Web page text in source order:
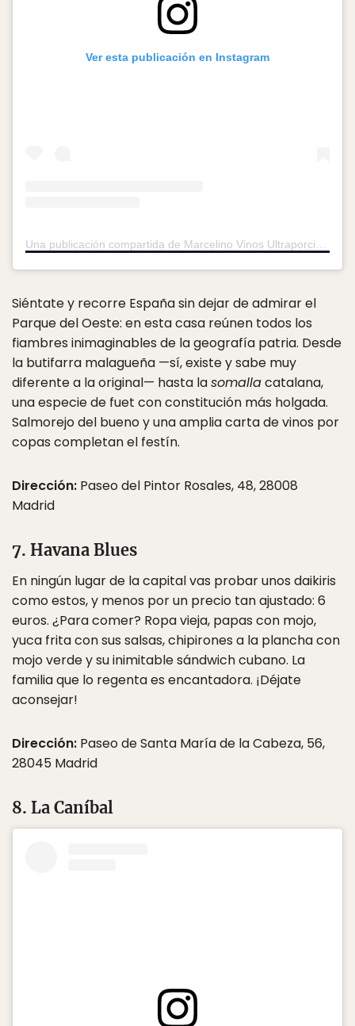
Ver esta publicación en Instagram
Una publicación compartida de Marcelino Vinos Ultraporcinos (@marcelino.vinos)
Siéntate y recorre España sin dejar de admirar el
Parque del Oeste: en esta casa reúnen todos los
fiambres inimaginables de la geografía patria. Desde
la butifarra malagueña —sí, existe y sabe muy
diferente a la original— hasta lasomallacatalana,
una especie de fuet con constitución más holgada.
Salmorejo del bueno y una amplia carta de vinos por
copas completan el festín.
Dirección: Paseo del Pintor Rosales, 48, 28008
Madrid
7. Havana Blues
En ningún lugar de la capital vas probar unos daikiris
como estos, y menos por un precio tan ajustado: 6
euros. ¿Para comer? Ropa vieja, papas con mojo,
yuca frita con sus salsas, chipirones a la plancha con
mojo verde y su inimitable sándwich cubano. La
familia que lo regenta es encantadora. ¡Déjate
aconsejar!
Dirección: Paseo de Santa María de la Cabeza, 56,
28045 Madrid
8. La Caníbal